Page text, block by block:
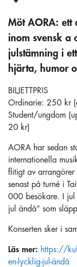
Möt AORA: ett
inom svensk a
julstämning i
hjärta, humor
BILJETTPRIS
Ordinarie: 250 kr
Student/ungdom
20 kr)
AORA har sedan
internationella
flitigt av arrangörer
senast på turné i
000 besökare. I jul
jul ändå” som
Konserten sker i
Läs mer: https://
en-lycklig-jul-ändå